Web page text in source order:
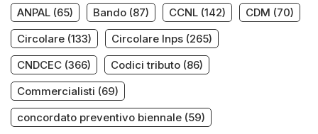
ANPAL (65) Bando (87) CCNL (142) CDM (70)
Circolare (133) Circolare Inps (265)
CNDCEC (366) Codici tributo (86)
Commercialisti (69)
concordato preventivo biennale (59)